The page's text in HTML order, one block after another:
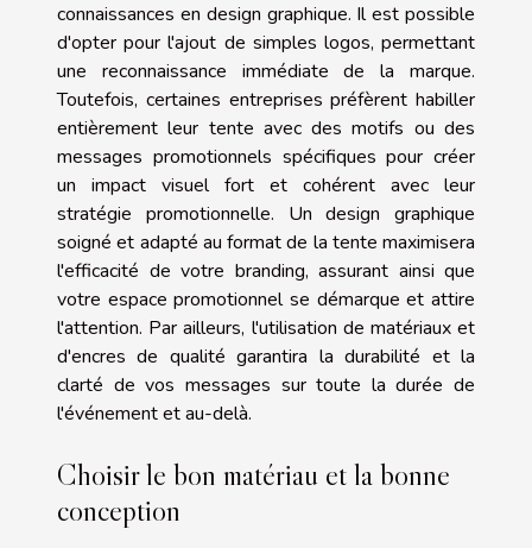
connaissances en design graphique. Il est possible
d'opter pour l'ajout de simples logos, permettant
une reconnaissance immédiate de la marque.
Toutefois, certaines entreprises préfèrent habiller
entièrement leur tente avec des motifs ou des
messages promotionnels spécifiques pour créer
un impact visuel fort et cohérent avec leur
stratégie promotionnelle. Un design graphique
soigné et adapté au format de la tente maximisera
l'efficacité de votre branding, assurant ainsi que
votre espace promotionnel se démarque et attire
l'attention. Par ailleurs, l'utilisation de matériaux et
d'encres de qualité garantira la durabilité et la
clarté de vos messages sur toute la durée de
l'événement et au-delà.
Choisir le bon matériau et la bonne
conception